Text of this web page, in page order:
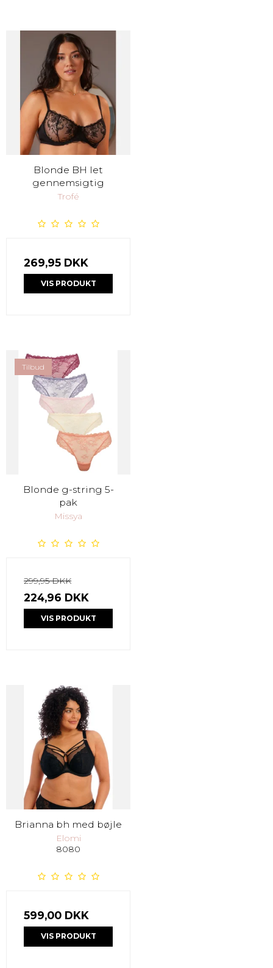
Blonde BH let
gennemsigtig
Trofé
269,95 DKK
VIS PRODUKT
Tilbud
Blonde g-string 5-
pak
Missya
299,95 DKK
224,96 DKK
VIS PRODUKT
Brianna bh med bøjle
Elomi
8080
599,00 DKK
VIS PRODUKT